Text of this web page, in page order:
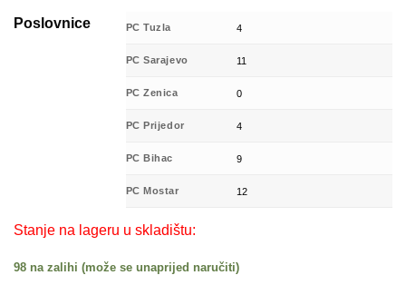
Poslovnice PC Tuzla 4
PC Sarajevo 11
PC Zenica 0
PC Prijedor 4
PC Bihac 9
PC Mostar 12
Stanje na lageru u skladištu:
98 na zalihi (može se unaprijed naručiti)